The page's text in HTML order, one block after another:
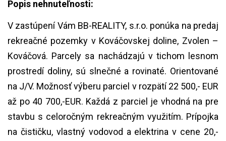
Popis nehnuteľnosti:
V zastúpení Vám BB-REALITY, s.r.o. ponúka na predaj
rekreačné pozemky v Kováčovskej doline, Zvolen –
Kováčová. Parcely sa nachádzajú v tichom lesnom
prostredí doliny, sú slnečné a rovinaté. Orientované
na J/V. Možnosť výberu parciel v rozpätí 22 500,- EUR
až po 40 700,-EUR. Každá z parciel je vhodná na pre
stavbu s celoročným rekreačným využitím. Prípojka
na čističku, vlastný vodovod a elektrina v cene 20,-